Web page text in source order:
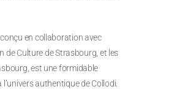
en collaboration avec
de Culture de Strasbourg, et les
est une formidable
authentique de Collodi.